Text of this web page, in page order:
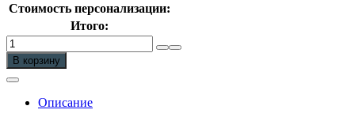
Стоимость персонализации:
Итого:
Количество
Ежедневник
Премиум
с
цельным
блоком
В корзину
Описание